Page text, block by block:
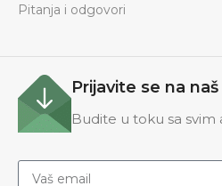
Pitanja i odgovori
Prijavite se na
Budite u toku sa svim